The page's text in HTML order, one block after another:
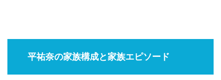
平祐奈の家族構成と家族エピソード